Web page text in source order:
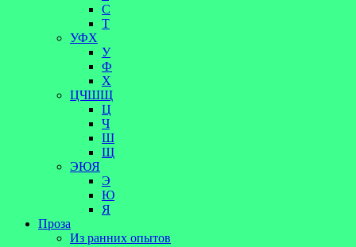
С
Т
УФХ
У
Ф
Х
ЦЧШЩ
Ц
Ч
Ш
Щ
ЭЮЯ
Э
Ю
Я
Проза
Из ранних опытов